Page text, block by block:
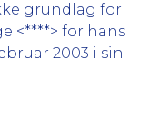
grundlag for
<****> for hans
2003 i sin